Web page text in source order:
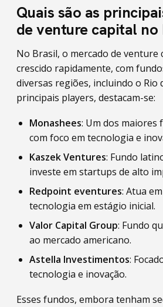
Quais são as
de venture capital no
No Brasil, o mercado de venture
crescido rapidamente, com
diversas regiões, incluindo o Rio
principais players, destacam-se:
Monashees: Um dos maiores
com foco em tecnologia e
Kaszek Ventures: Fundo
investe em startups de alto
Redpoint eventures: Atua
tecnologia em estágio inicial.
Valor Capital Group: Fundo
ao mercado americano.
Astella Investimentos:
tecnologia e inovação.
Esses fundos, embora tenham